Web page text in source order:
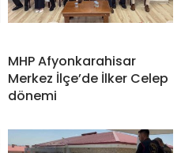
MHP Afyonkarahisar
Merkez İlçe’de İlker Celep
dönemi